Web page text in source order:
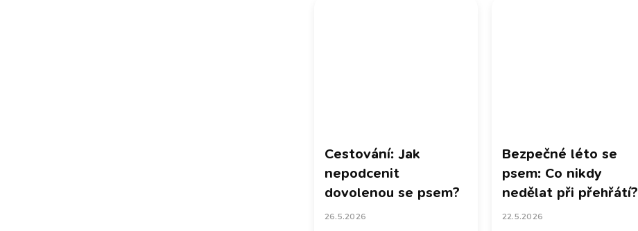
Cestování: Jak
nepodcenit
dovolenou se psem?
26.5.2026
Bezpečné léto se
psem: Co nikdy
nedělat při přehřátí?
22.5.2026